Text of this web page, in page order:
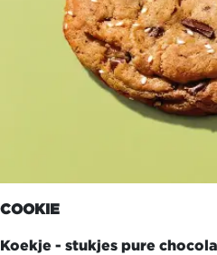
COOKIE
Koekje - stukjes pure